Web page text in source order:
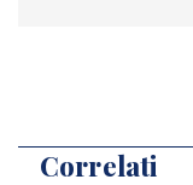
Correlati